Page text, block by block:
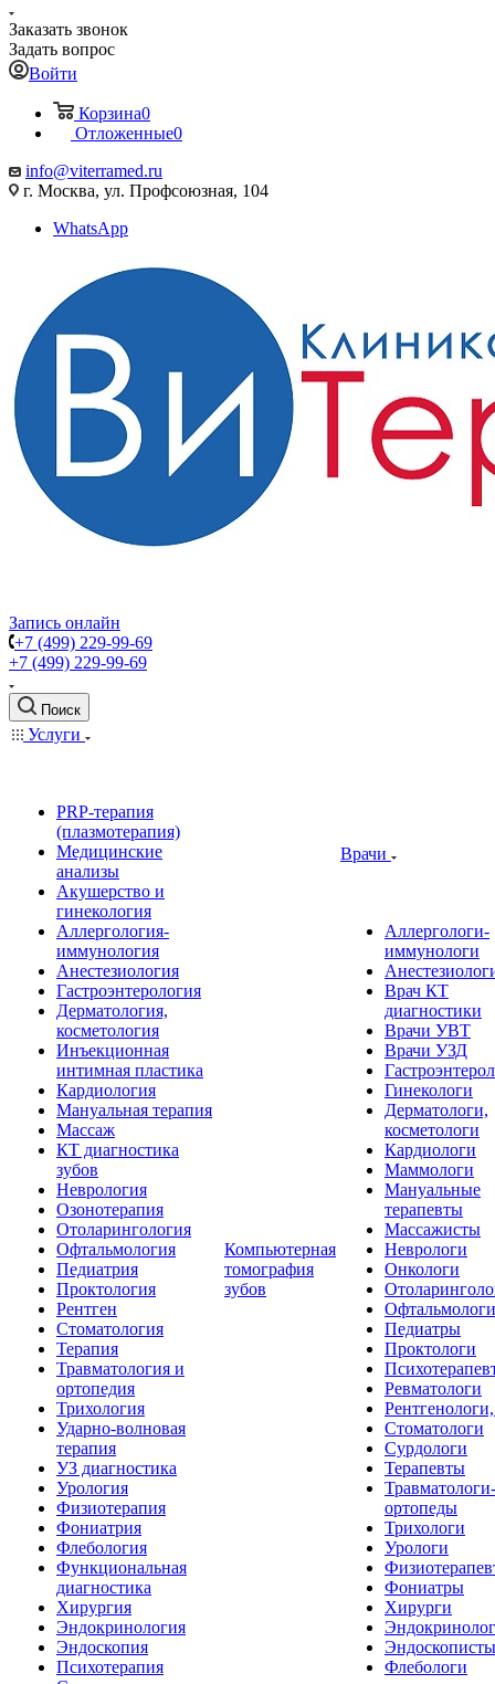
Заказать звонок
Задать вопрос
Войти
Корзина0
Отложенные0
info@viterramed.ru
г. Москва, ул. Профсоюзная, 104
WhatsApp
Запись онлайн
+7 (499) 229-99-69
+7 (499) 229-99-69
Поиск
Услуги
PRP-терапия
(плазмотерапия)
Медицинские
анализы
Акушерство и
гинекология
Аллергология-
иммунология
Анестезиология
Гастроэнтерология
Дерматология,
косметология
Инъекционная
интимная пластика
Кардиология
Мануальная терапия
Массаж
КТ диагностика
зубов
Неврология
Озонотерапия
Отоларингология
Офтальмология
Педиатрия
Проктология
Рентген
Стоматология
Терапия
Травматология и
ортопедия
Трихология
Ударно-волновая
терапия
УЗ диагностика
Урология
Физиотерапия
Фониатрия
Флебология
Функциональная
диагностика
Хирургия
Эндокринология
Эндоскопия
Психотерапия
Компьютерная
томография
зубов
Врачи
Аллергологи-
иммунологи
Врач КТ
диагностики
Врачи УВТ
Врачи УЗД
Гинекологи
Дерматологи,
косметологи
Кардиологи
Маммологи
Мануальные
терапевты
Массажисты
Неврологи
Онкологи
Офтальмологи
Педиатры
Проктологи
Ревматологи
Стоматологи
Сурдологи
Терапевты
Травматологи-
ортопеды
Трихологи
Урологи
Фониатры
Хирурги
Эндоскописты
Флебологи